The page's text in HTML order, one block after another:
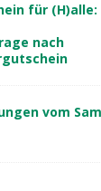
für (H)alle:
nach
vom